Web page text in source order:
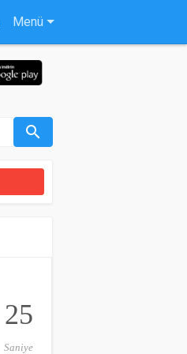
Menü
search
25
Saniye